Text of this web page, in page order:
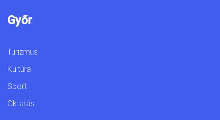
Győr
Turizmus
Kultúra
Sport
Oktatás